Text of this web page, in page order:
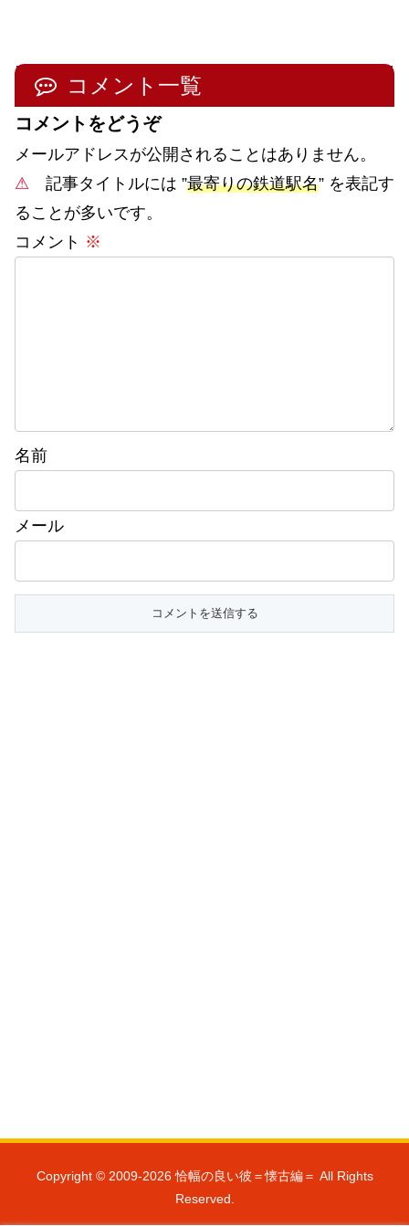
コメント一覧
コメントをどうぞ
メールアドレスが公開されることはありません。
⚠ 記事タイトルには ”最寄りの鉄道駅名” を表記す
ることが多いです。
コメント ※
名前
メール
Copyright © 2009-2026 恰幅の良い彼＝懐古編＝ All Rights
Reserved.